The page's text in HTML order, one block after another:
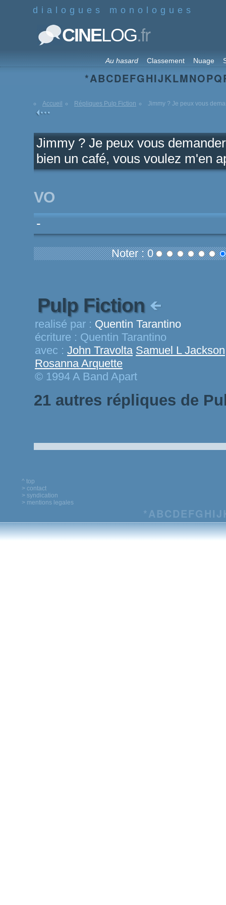
dialogues monologues
CINELOG.fr
Au hasard Classement Nuage
*ABCDEFGHIJKLMNOPQ
Accueil Répliques Pulp Fiction Jimmy ? Je peux vous
Jimmy ? Je peux vous
bien un café, vous voulez m'en
VO
-
Noter : 0
Pulp Fiction
realisé par : Quentin Tarantino
écriture : Quentin Tarantino
avec : John Travolta Samuel L Jackson
Rosanna Arquette
© 1994 A Band Apart
21 autres répliques de
^ top
> contact
> syndication
> mentions legales
*ABCDEFG HIJ